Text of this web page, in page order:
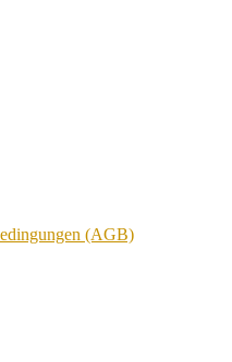
(AGB)